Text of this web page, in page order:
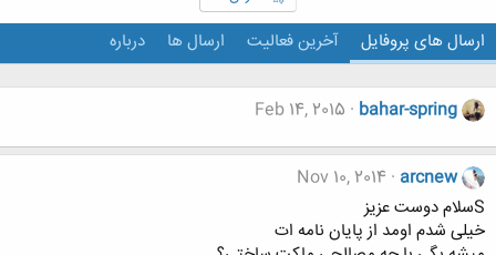
ارسال های پروفایل آخرین فعالیت ارسال ها درباره
bahar-spring
Feb 14, 2015
arcnew
Nov 10, 2014
Sسلام دوست عزیز
خیلی شدم اومد از پایان نامه ات